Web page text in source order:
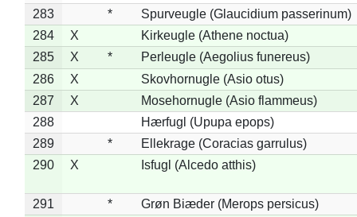
283
*
Spurveugle (Glaucidium passerinum)
284
X
Kirkeugle (Athene noctua)
285
X *
Perleugle (Aegolius funereus)
286
X
Skovhornugle (Asio otus)
287
X
Mosehornugle (Asio flammeus)
288
Hærfugl (Upupa epops)
289
*
Ellekrage (Coracias garrulus)
290
X Isfugl (Alcedo atthis)
291 *
Grøn Biæder (Merops persicus)